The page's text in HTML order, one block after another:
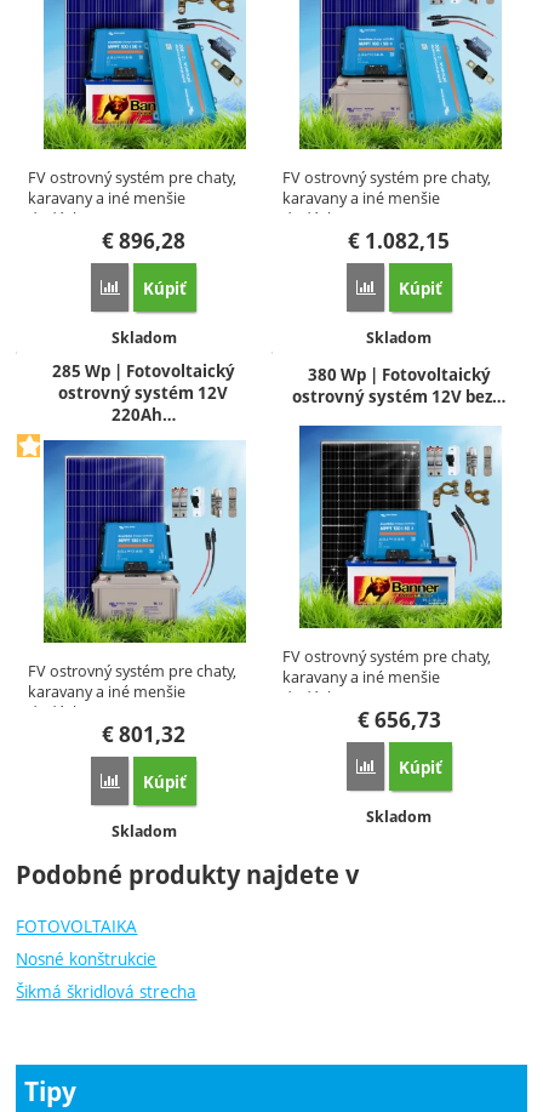
FV ostrovný systém pre chaty,
karavany a iné menšie
dodávky…
€896,28
Porovnať
Kúpiť
Dostupnosť:
Skladom
FV ostrovný systém pre chaty,
karavany a iné menšie
dodávky…
€ 1.082,15
Porovnať
Kúpiť
Dostupnosť:
Skladom
285 Wp | Fotovoltaický
ostrovný systém 12V
220Ah…
FV ostrovný systém pre chaty,
karavany a iné menšie
dodávky…
€801,32
Porovnať
Kúpiť
Dostupnosť:
Skladom
380 Wp | Fotovoltaický
ostrovný systém 12V bez…
FV ostrovný systém pre chaty,
karavany a iné menšie
dodávky…
€656,73
Porovnať
Kúpiť
Dostupnosť:
Skladom
Podobné produkty najdete v
FOTOVOLTAIKA
Nosné konštrukcie
Šikmá škridlová strecha
Tipy